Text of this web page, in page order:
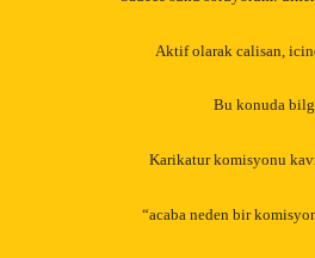
Aktif olarak calisan,
Bu konuda
Karikatur komisyonu
“acaba neden bir